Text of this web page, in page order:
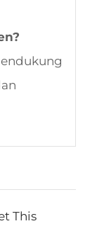
This